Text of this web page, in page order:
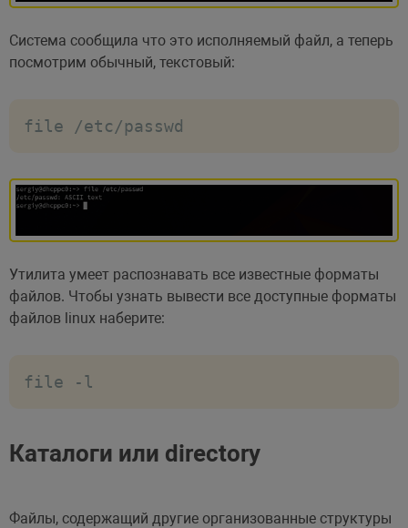
Система сообщила что это исполняемый файл, а теперь
посмотрим обычный, текстовый:
file /etc/passwd
Утилита умеет распознавать все известные форматы
файлов. Чтобы узнать вывести все доступные форматы
файлов linux наберите:
file -l
Каталоги или directory
Файлы, содержащий другие организованные структуры